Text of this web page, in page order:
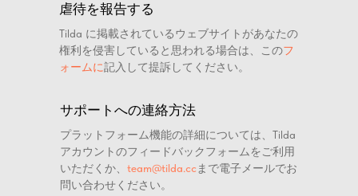
虐待を報告する
Tilda に掲載されているウェブサイトがあなたの
権利を侵害していると思われる場合は、このフ
ォームに記入して提訴してください。
サポートへの連絡方法
プラットフォーム機能の詳細については、Tilda
アカウントのフィードバックフォームをご利用
いただくか、 team@tilda.ccまで電子メールでお
問い合わせください。